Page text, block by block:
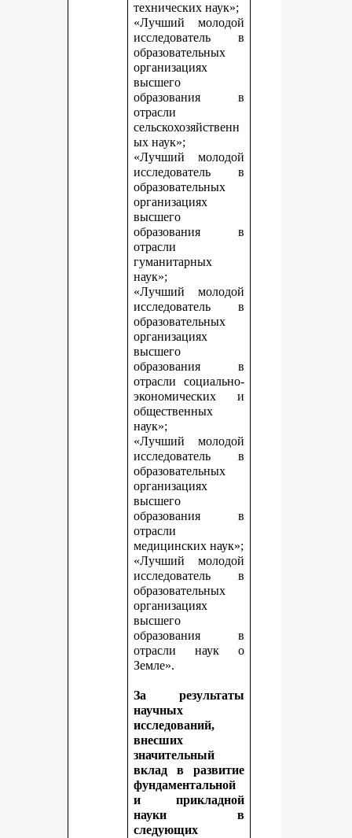
технических наук»;
«Лучший молодой
исследователь в
образовательных
организациях
высшего
образования в
отрасли
сельскохозяйственн
ых наук»;
«Лучший молодой
исследователь в
образовательных
организациях
высшего
образования в
отрасли
гуманитарных
наук»;
«Лучший молодой
исследователь в
образовательных
организациях
высшего
образования в
отрасли социально-
экономических и
общественных
наук»;
«Лучший молодой
исследователь в
образовательных
организациях
высшего
образования в
отрасли
медицинских наук»;
«Лучший молодой
исследователь в
образовательных
организациях
высшего
образования в
отрасли наук о
Земле».
За результаты
научных
исследований,
внесших
значительный
вклад в развитие
фундаментальной
и прикладной
науки в
следующих